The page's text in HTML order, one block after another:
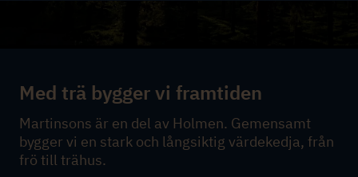
Med trä bygger vi framtiden
Martinsons är en del av Holmen. Gemensamt
bygger vi en stark och långsiktig värdekedja, från
frö till trähus.